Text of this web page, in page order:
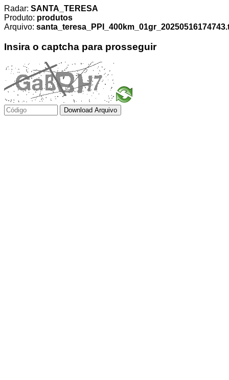
Radar: SANTA_TERESA
Produto: produtos
Arquivo:
Insira o captcha para prosseguir